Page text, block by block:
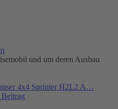
und um deren Ausbau
4x4 Sprinter H2L2 A…
Beitrag